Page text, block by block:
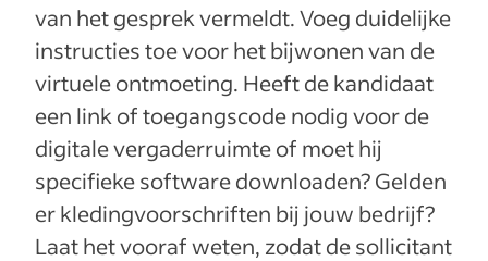
van het gesprek vermeldt. Voeg duidelijke
instructies toe voor het bijwonen van de
virtuele ontmoeting. Heeft de kandidaat
een link of toegangscode nodig voor de
digitale vergaderruimte of moet hij
specifieke software downloaden? Gelden
er kledingvoorschriften bij jouw bedrijf?
Laat het vooraf weten, zodat de sollicitant